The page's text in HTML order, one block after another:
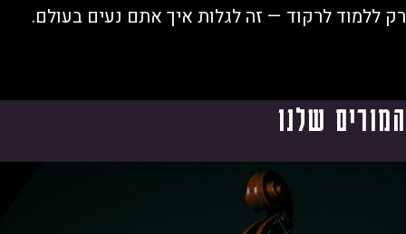
לרקוד — זה לגלות איך אתם נעים בעולם.
שלנו